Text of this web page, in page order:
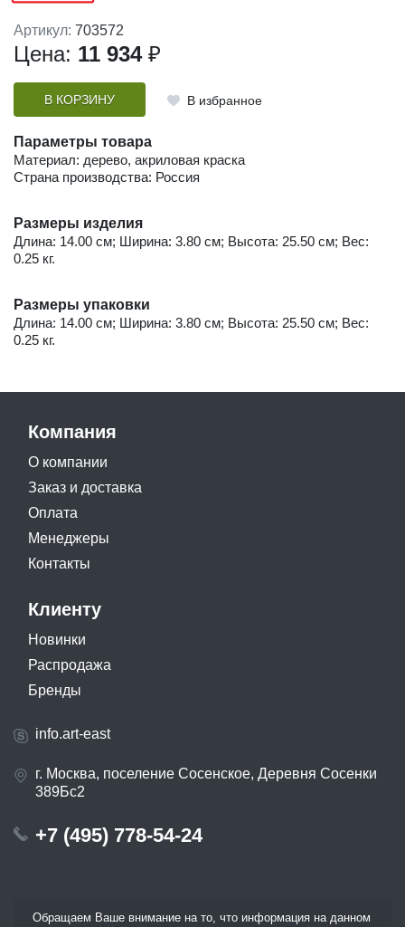
Артикул: 703572
Цена: 11 934 ₽
В КОРЗИНУ В избранное
Параметры товара
Материал: дерево, акриловая краска
Страна производства: Россия
Размеры изделия
Длина: 14.00 см; Ширина: 3.80 см; Высота: 25.50 см; Вес:
0.25 кг.
Размеры упаковки
Длина: 14.00 см; Ширина: 3.80 см; Высота: 25.50 см; Вес:
0.25 кг.
Компания
О компании
Заказ и доставка
Оплата
Менеджеры
Контакты
Клиенту
Новинки
Распродажа
Бренды
info.art-east
г. Москва, поселение Сосенское, Деревня Сосенки
389Бс2
+7 (495) 778-54-24
Обращаем Ваше внимание на то, что информация на данном